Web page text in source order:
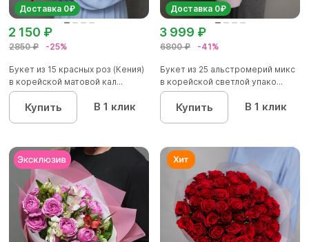
Доставка 0₽
2850 ₽ -25%
2 150 ₽
Букет из 15 красных роз (Кения)
в корейской матовой кал...
Купить В 1 клик
Доставка 0₽
6800 ₽ -41%
3 999 ₽
Букет из 25 альстромерий микс
в корейской светлой упако...
Купить В 1 клик